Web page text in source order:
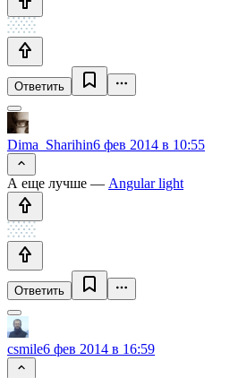
Ответить
Dima_Sharihin6 фев 2014 в 10:55
А еще лучше — Angular light
Ответить
csmile6 фев 2014 в 16:59